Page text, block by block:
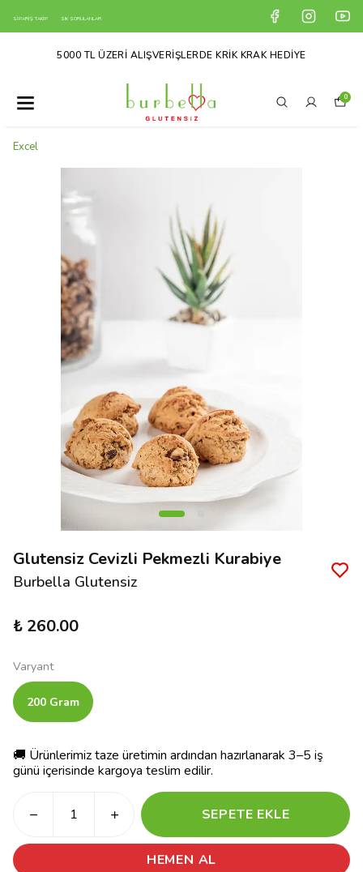
SİPARİŞ TAKİP SIK SORULANLAR
5000 TL ÜZERİ ALIŞVERİŞLERDE KRİK KRAK HEDİYE
0
Excel
Glutensiz Cevizli Pekmezli Kurabiye
Burbella Glutensiz
₺ 260.00
Varyant
200 Gram
🚚 Ürünlerimiz taze üretimin ardından hazırlanarak 3–5 iş
günü içerisinde kargoya teslim edilir.
SEPETE EKLE
HEMEN AL